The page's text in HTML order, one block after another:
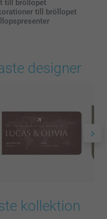
till bröllopet
till bröllopet
designer
kollektion